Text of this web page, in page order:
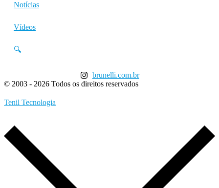
Notícias
Vídeos
🔍
brunelli.com.br
© 2003 - 2026 Todos os direitos reservados
Tenil Tecnologia